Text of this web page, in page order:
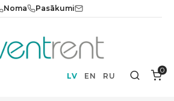
Noma Pasākumi
LV EN RU Search
0